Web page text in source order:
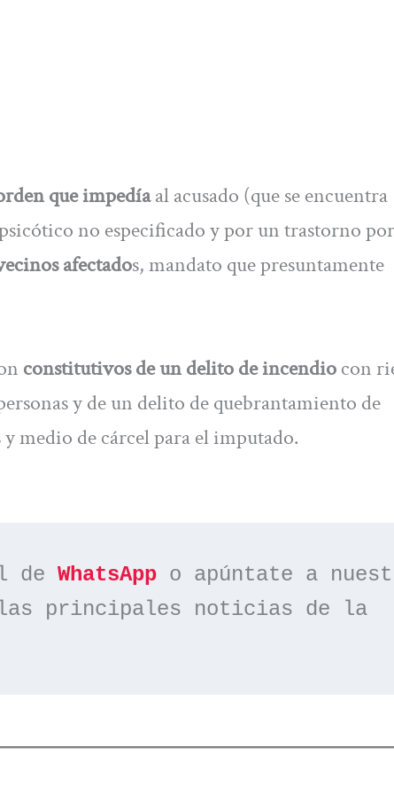
que impedíaal acusado (que se encuentra
no especificado y por un trastorno por
afectados, mandato que presuntamente
constitutivos de un delito de incendiocon
y de un delito de quebrantamiento de
medio de cárcel para el imputado.
de WhatsApp
principales noticias de la